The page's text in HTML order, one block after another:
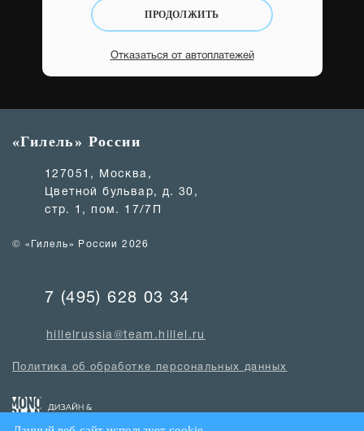
ПРОДОЛЖИТЬ
Отказаться от автоплатежей
«Гилель» России
127051, Москва,
Цветной бульвар, д. 30,
стр. 1, пом. 17/7П
© «Гилель» России 2026
7 (495) 628 03 34
hillelrussia@team.hillel.ru
Политика об обработке персональных данных